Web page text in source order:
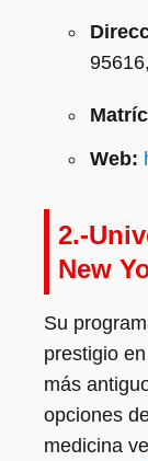
Web:
2.-
New
Su
prestigio
más
opciones
medicina